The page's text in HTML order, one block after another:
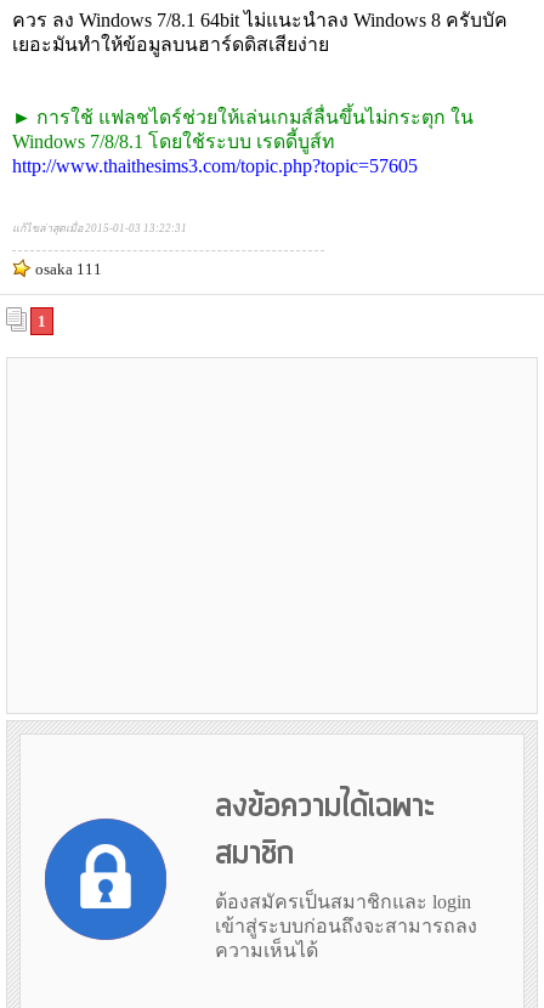
ควร ลง Windows 7/8.1 64bit ไม่แนะนำลง Windows 8 ครับบัค
เยอะมันทำให้ข้อมูลบนฮาร์ดดิสเสียง่าย
► การใช้ แฟลชไดร์ช่วยให้เล่นเกมส์ลื่นขึ้นไม่กระตุก ใน
Windows 7/8/8.1 โดยใช้ระบบ เรดดี้บูส์ท
http://www.thaithesims3.com/topic.php?topic=57605
แก้ไขล่าสุดเมื่อ 2015-01-03 13:22:31
osaka 111
1
ลงข้อความได้เฉพาะ
สมาชิก
ต้องสมัครเป็นสมาชิกและ login
เข้าสู่ระบบก่อนถึงจะสามารถลง
ความเห็นได้